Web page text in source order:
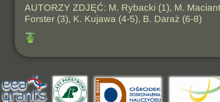
AUTORZY ZDJĘĆ: M. Rybacki (1), M.
Forster (3), K. Kujawa (4-5), B. Daraż (6-8)